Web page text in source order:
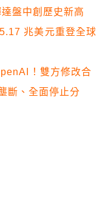
盤中創歷史新高
兆美元重登全球
！雙方修改合
斷、全面停止分